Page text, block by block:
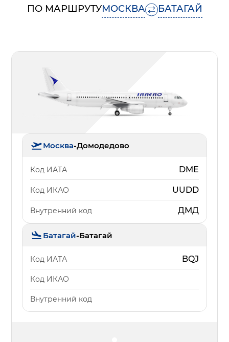
ПО МАРШРУТУМОСКВА БАТАГАЙ
Москва-Домодедово
Код ИАТА DME
Код ИКАО UUDD
Внутренний код ДМД
Батагай-Батагай
Код ИАТА BQJ
Код ИКАО
Внутренний код